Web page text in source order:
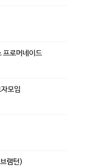
프로머네이드
모임
램턴)